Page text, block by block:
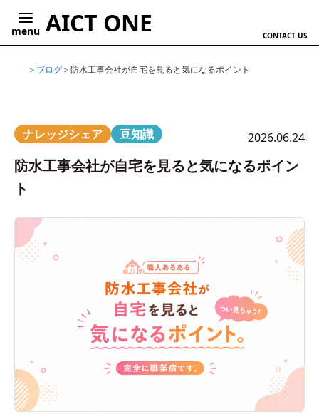
menu AICT ONE CONTACT US
ホーム
ブログ 防水工事会社が自宅を見ると気になるポイント
ナレッジシェア 豆知識 2026.06.24
防水工事会社が自宅を見ると気になるポイン
ト